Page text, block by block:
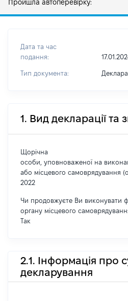
Пройшла автоперевірку:
Дата та час
подання:
Тип документа:
1. Вид декларації та
Щорічна
особи, уповноваженої на
або місцевого самоврядування
2022
Чи продовжуєте Ви виконувати
органу місцевого
Так
2.1. Інформація про
декларування